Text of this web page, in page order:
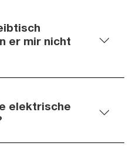
er mir nicht
elektrische